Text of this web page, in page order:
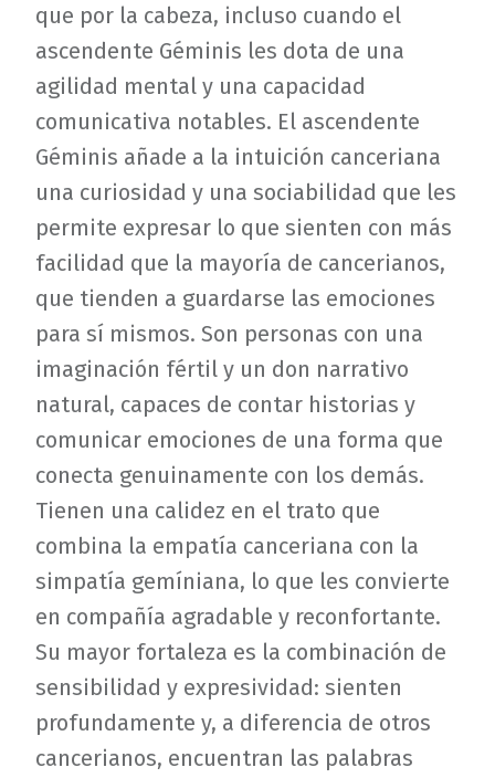
que por la cabeza, incluso cuando el
ascendente Géminis les dota de una
agilidad mental y una capacidad
comunicativa notables. El ascendente
Géminis añade a la intuición canceriana
una curiosidad y una sociabilidad que les
permite expresar lo que sienten con más
facilidad que la mayoría de cancerianos,
que tienden a guardarse las emociones
para sí mismos. Son personas con una
imaginación fértil y un don narrativo
natural, capaces de contar historias y
comunicar emociones de una forma que
conecta genuinamente con los demás.
Tienen una calidez en el trato que
combina la empatía canceriana con la
simpatía gemíniana, lo que les convierte
en compañía agradable y reconfortante.
Su mayor fortaleza es la combinación de
sensibilidad y expresividad: sienten
profundamente y, a diferencia de otros
cancerianos, encuentran las palabras